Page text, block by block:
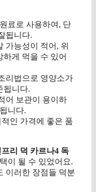
료로 사용하여, 단
됩니다.
가능성이 적어, 위
게 먹을 수 있어
리법으로 영양소가
됩니다.
어 보관이 용이하
니다.
인 가격에 좋은 품
리 덕 카르나4 독
이 될 수 있었어요.
이러한 장점들 덕분